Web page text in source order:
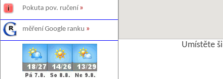
Pokuta pov. ručení »
měření Google ranku »
Umístěte